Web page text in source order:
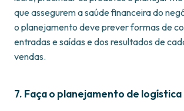
que assegurem a saúde financeira do
o planejamento deve prever formas de
entradas e saídas e dos resultados de
vendas.
7. Faça o planejamento de